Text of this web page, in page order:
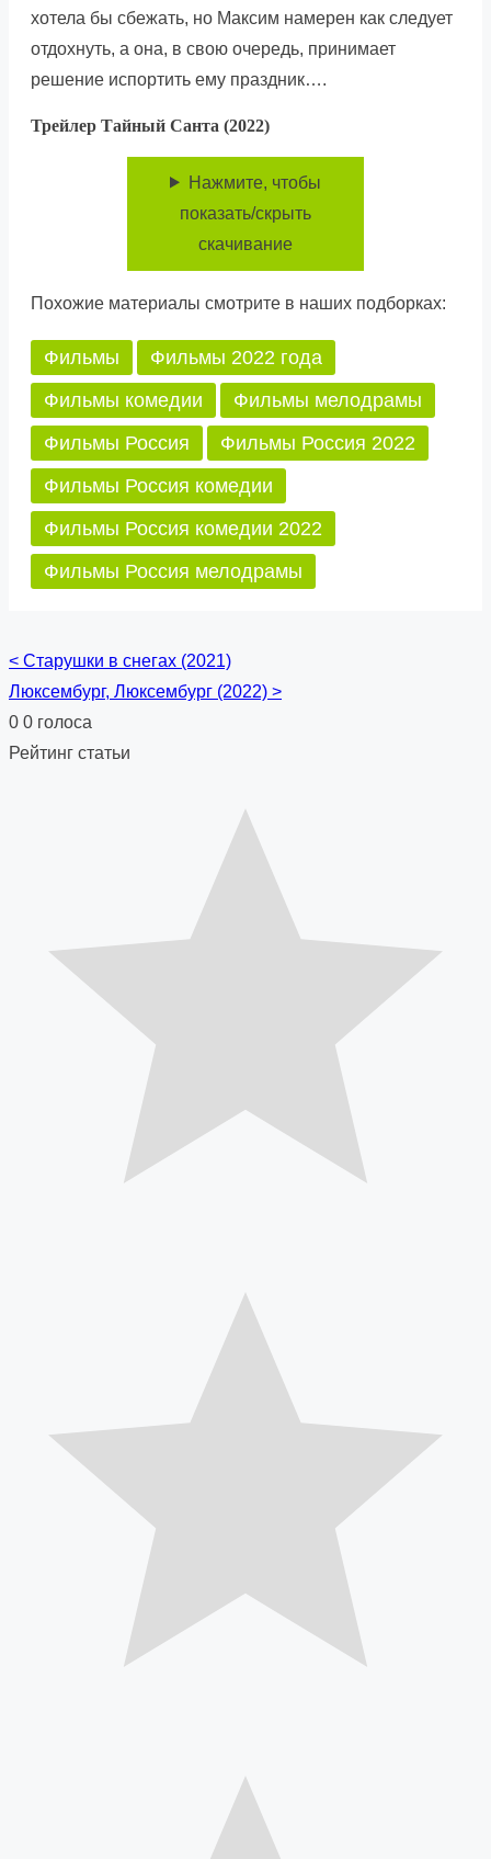
хотела бы сбежать, но Максим намерен как следует
отдохнуть, а она, в свою очередь, принимает
решение испортить ему праздник….
Трейлер Тайный Санта (2022)
Нажмите, чтобы
показать/скрыть
скачивание
Похожие материалы смотрите в наших подборках:
Фильмы
Фильмы 2022 года
Фильмы комедии
Фильмы мелодрамы
Фильмы Россия
Фильмы Россия 2022
Фильмы Россия комедии
Фильмы Россия комедии 2022
Фильмы Россия мелодрамы
Posts
navigation
< Старушки в снегах (2021)
Люксембург, Люксембург (2022) >
0 0 голоса
Рейтинг статьи